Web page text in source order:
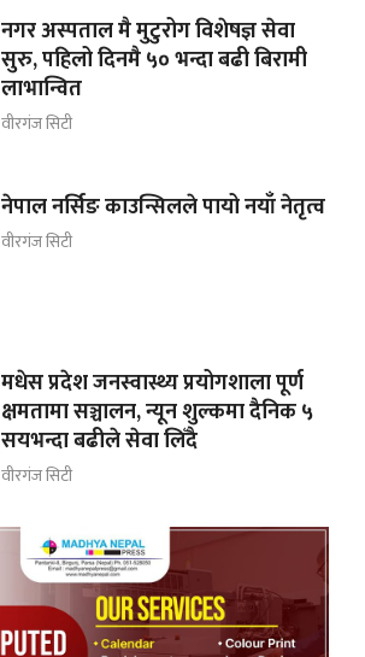
नगर अस्पताल मै मुटुरोग विशेषज्ञ सेवा
सुरु, पहिलो दिनमै ५० भन्दा बढी बिरामी
लाभान्वित
वीरगंज सिटी
नेपाल नर्सिङ काउन्सिलले पायो नयाँ नेतृत्व
वीरगंज सिटी
मधेस प्रदेश जनस्वास्थ्य प्रयोगशाला पूर्ण
क्षमतामा सञ्चालन, न्यून शुल्कमा दैनिक ५
सयभन्दा बढीले सेवा लिँदै
वीरगंज सिटी